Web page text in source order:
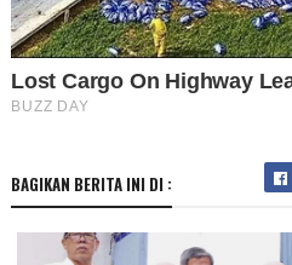
BAGIKAN BERITA INI DI :